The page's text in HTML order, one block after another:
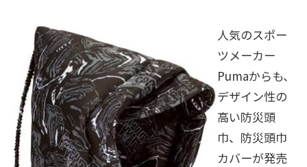
人気のスポー
ツメーカー
Pumaからも、
デザイン性の
高い防災頭
巾、防災頭巾
カバーが発売